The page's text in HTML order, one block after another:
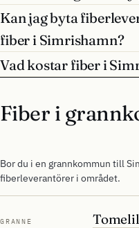
Kan jag byta
fiber i Simrishamn?
Vad kostar fiber i
Fiber i
Bor du i en grannkommun till
fiberleverantörer i området.
GRANNE